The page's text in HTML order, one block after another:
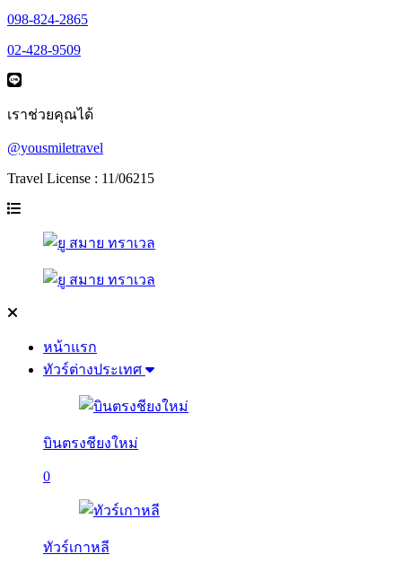
098-824-2865
02-428-9509
เราช่วยคุณได้
@yousmiletravel
Travel License : 11/06215
หน้าแรก
ทัวร์ต่างประเทศ
บินตรงชียงใหม่
0
ทัวร์เกาหลี